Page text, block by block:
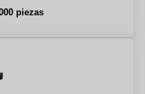
piezas